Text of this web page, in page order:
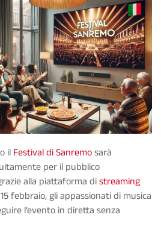
il Festival di Sanremosarà
per il pubblico
alla piattaforma distreaming
15 febbraio, gli appassionati di musica
l’evento in diretta senza